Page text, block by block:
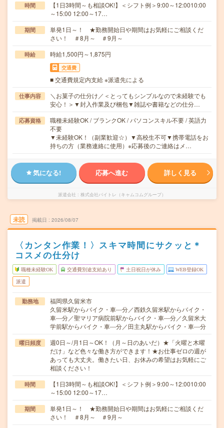
時間
【1日3時間～も相談OK!】＜シフト例＞9:00～12:0010:00
～15:00 12:00～17…
期間
単発1日～！ ★勤務開始日や期間はお気軽にご相談くだ
さい！ ＃8月～ ＃9月～
時給 時給1,500円～1,875円
交通費
■ 交通費規定内支給 ※派遣先による
仕事内容
＼お菓子の仕分け／＜とってもシンプルなので未経験でも
安心！＞▼封入作業及び梱包▼雑誌や書籍などの仕分…
応募資格
職種未経験OK / ブランクOK / パソコンスキル不要 / 英語力
不要
▼未経験OK！（副業歓迎☆）▼高校生不可▼携帯電話をお
持ちの方（業務連絡に使用）※応募後のご連絡はメ…
気になる! 応募へ進む 詳しく見る
派遣会社 株式会社バイトレ（キャムコムグループ）
未読 掲載日 2026/08/07
〈カンタン作業！〉スキマ時間にサクッと＊
コスメの仕分け
職種未経験OK 交通費別途支給あり 土日祝日が休み WEB登録OK
派遣
勤務地
福岡県久留米市
久留米駅からバイク・車---分／西鉄久留米駅からバイク・
車---分／聖マリア病院前駅からバイク・車---分／久留米大
学前駅からバイク・車---分／田主丸駅からバイク・車---分
曜日頻度
週0日～/月1日～OK！（月～日のあいだ）★「火曜と木曜
だけ」など色々な働き方ができます！★お仕事ゼロの週が
あっても大丈夫。働きたい日、お休みの希望はお気軽にご
相談ください！
時間
【1日3時間～も相談OK!】＜シフト例＞9:00～12:0010:00
～15:00 12:00～17…
期間
単発1日～！ ★勤務開始日や期間はお気軽にご相談くだ
さい！ ＃8月～ ＃9月～